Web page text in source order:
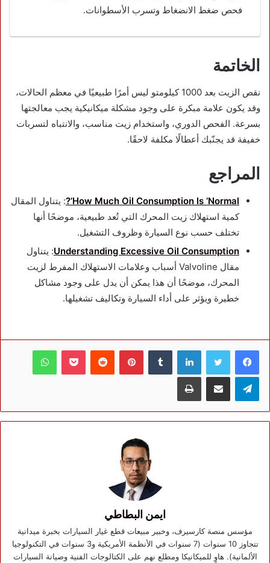
فحص ضغط الانضغاط وتسرب الأسطوانات.
الخاتمة
نقص الزيت بعد 1000 كيلومتو ليس أمرًا طبيعيًا في معظم الحالات،
وقد يكون علامة مبكرة على وجود مشكلة ميكانيكية يجب معالجتها
بسرعة. الفحص الدوري، واستخدام زيت مناسب، والانتباه لتسربات
خفيفة قد يجنّبك أعطالًا مكلفة لاحقًا.
المراجع
How Much Oil Consumption Is ‘Normal’?
: يتناول المقال
كمية استهلاك زيت المحرك التي تُعد طبيعية، موضحًا أنها
تختلف حسب نوع السيارة وظروف التشغيل.
Understanding Excessive Oil Consumption: يتناول
مقال Valvoline أسباب وعلامات الاستهلاك المفرط لزيت
المحرك، موضحًا أن هذا يمكن أن يدل على وجود مشاكل
خطيرة ويؤثر على أداء السيارة وتكاليف تشغيلها.
فيسبوك تويتر لينكدإن بينتيريست بوكيت واتساب
تيلقرام مشاركة عبر البريد طباعة
ايمن البطاطي
مؤسس منصة كارسيرف، وخبير مبيعات قطع غيار السيارات بخبرة ميدانية
تتجاوز 10 سنوات (7 سنوات في الأنظمة الأمريكية و3 سنوات في التكنولوجيا
الألمانية). هاوٍ للميكانيكا ومطلع نهم على الكتالوجات الفنية وصيانة السيارات